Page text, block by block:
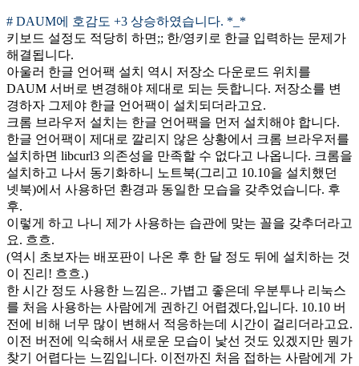
# DAUM에 호감도 +3 상승하였습니다. *_*
키보드 설정도 적당히 하면;; 한/영키로 한글 입력하는 문제가
해결됩니다.
아울러 한글 언어팩 설치 역시 저장소 다운로드 위치를
DAUM 서버로 변경해야 제대로 되는 듯합니다. 저장소를 변
경하자 그제야 한글 언어팩이 설치되더라고요.
크롬 브라우저 설치는 한글 언어팩을 먼저 설치해야 합니다.
한글 언어팩이 제대로 깔리지 않은 상황에서 크롬 브라우저를
설치하면 libcurl3 의존성을 만족할 수 없다고 나옵니다. 크롬을
설치하고 나서 동기화하니 노트북(그리고 10.10을 설치했던
넷북)에서 사용하던 환경과 동일한 모습을 갖추었습니다. 후
후.
이렇게 하고 나니 제가 사용하는 습관에 맞는 꼴을 갖추더라고
요. 흐흐.
(역시 초보자는 배포판이 나온 후 한 달 정도 뒤에 설치하는 것
이 진리! 흐흐.)
한 시간 정도 사용한 느낌은.. 가볍고 좋은데 우분투나 리눅스
를 처음 사용하는 사람에게 권하긴 어렵겠다,입니다. 10.10 버
전에 비해 너무 많이 변해서 적응하는데 시간이 걸리더라고요.
이전 버전에 익숙해서 새로운 모습이 낯선 것도 있겠지만 뭔가
찾기 어렵다는 느낌입니다. 이전까진 처음 접하는 사람에게 가